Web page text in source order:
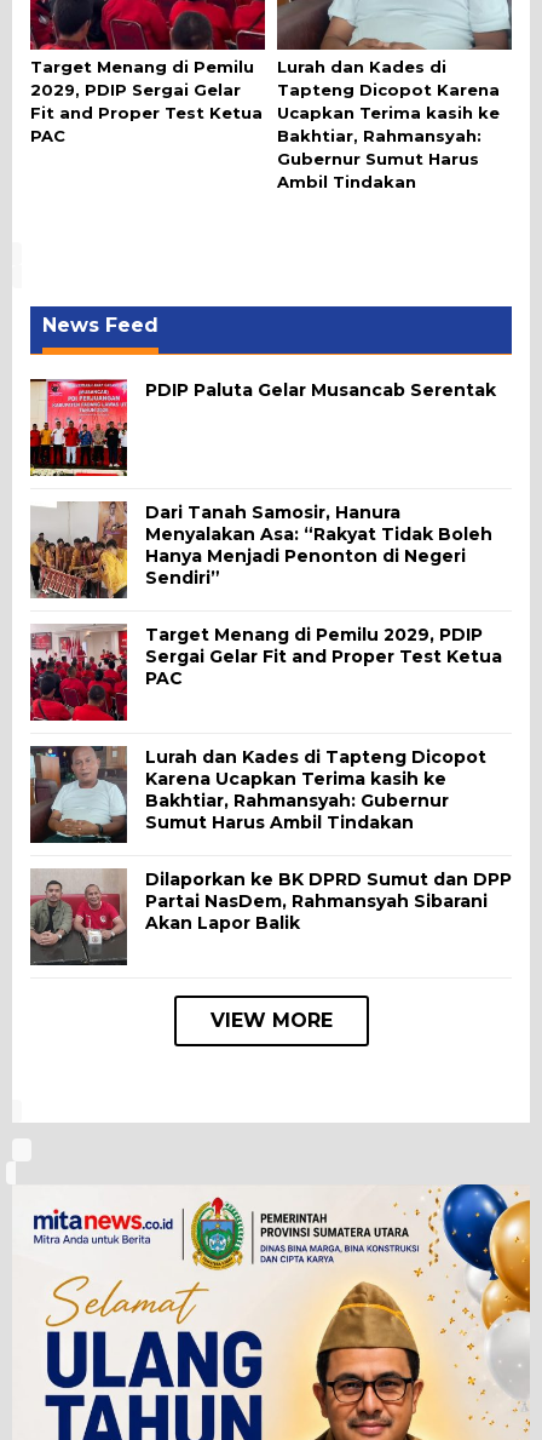
Target Menang di Pemilu
2029, PDIP Sergai Gelar
Fit and Proper Test Ketua
PAC
Lurah dan Kades di
Tapteng Dicopot Karena
Ucapkan Terima kasih ke
Bakhtiar, Rahmansyah:
Gubernur Sumut Harus
Ambil Tindakan
News Feed
PDIP Paluta Gelar Musancab Serentak
Dari Tanah Samosir, Hanura
Menyalakan Asa: “Rakyat Tidak Boleh
Hanya Menjadi Penonton di Negeri
Sendiri”
Target Menang di Pemilu 2029, PDIP
Sergai Gelar Fit and Proper Test Ketua
PAC
Lurah dan Kades di Tapteng Dicopot
Karena Ucapkan Terima kasih ke
Bakhtiar, Rahmansyah: Gubernur
Sumut Harus Ambil Tindakan
Dilaporkan ke BK DPRD Sumut dan DPP
Partai NasDem, Rahmansyah Sibarani
Akan Lapor Balik
VIEW MORE